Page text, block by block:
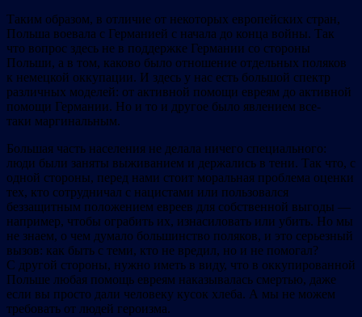
Таким образом, в отличие от некоторых европейских стран,
Польша воевала с Германией с начала до конца войны. Так
что вопрос здесь не в поддержке Германии со стороны
Польши, а в том, каково было отношение отдельных поляков
к немецкой оккупации. И здесь у нас есть большой спектр
различных моделей: от активной помощи евреям до активной
помощи Германии. Но и то и другое было явлением все-
таки маргинальным.
Большая часть населения не делала ничего специального:
люди были заняты выживанием и держались в тени. Так что, с
одной стороны, перед нами стоит моральная проблема оценки
тех, кто сотрудничал с нацистами или пользовался
беззащитным положением евреев для собственной выгоды —
например, чтобы ограбить их, изнасиловать или убить. Но мы
не знаем, о чем думало большинство поляков, и это серьезный
вызов: как быть с теми, кто не вредил, но и не помогал?
С другой стороны, нужно иметь в виду, что в оккупированной
Польше любая помощь евреям наказывалась смертью, даже
если вы просто дали человеку кусок хлеба. А мы не можем
требовать от людей героизма.